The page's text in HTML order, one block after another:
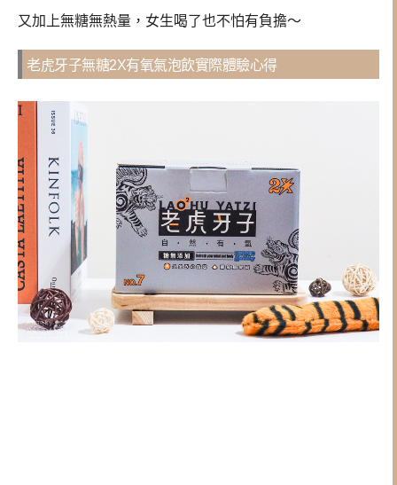
又加上無糖無熱量，女生喝了也不怕有負擔～
老虎牙子無糖2X有氧氣泡飲實際體驗心得